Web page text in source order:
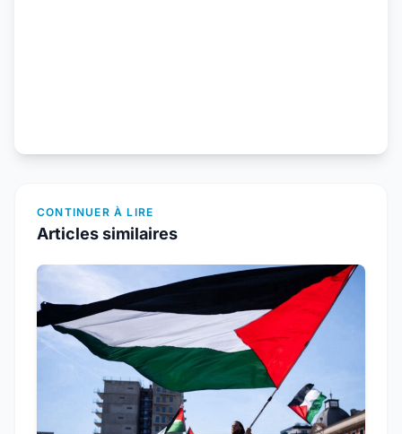
CONTINUER À LIRE
Articles similaires